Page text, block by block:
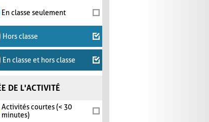
En classe seulement
Hors classe
En classe et hors classe
DE L'ACTIVITÉ
Activités courtes (< 30
minutes)